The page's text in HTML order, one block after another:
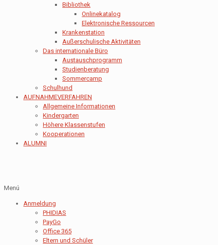
Bibliothek
Onlinekatalog
Elektronische Ressourcen
Krankenstation
Außerschulische Aktivitäten
Das internationale Büro
Austauschprogramm
Studienberatung
Sommercamp
Schulhund
AUFNAHMEVERFAHREN
Allgemeine Informationen
Kindergarten
Höhere Klassenstufen
Kooperationen
ALUMNI
Menú
Anmeldung
PHIDIAS
PayGo
Office 365
Eltern und Schüler